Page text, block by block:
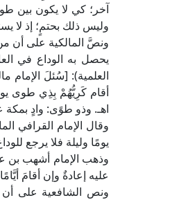
آخر؛ كي لا يكون بين
وليس ذلك بحتمٍ؛ إذ لا
ونصَّ المالكية على أن
العلمية): [سُئلَ الإمام
أقام كَرِيُّهُمْ بِذِي طوى
اهـ. وذو طوًى: وادٍ بمكة
يومًا وليلة فلا يرجع
وذهب الإمام أشهب بن
عليه إعادةٌ وإن أقامَ أيَّامًا؛
ونص الشافعية على أن